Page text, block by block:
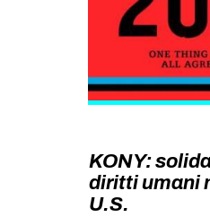
SPORT
KONY:
diritti umani
U.S.